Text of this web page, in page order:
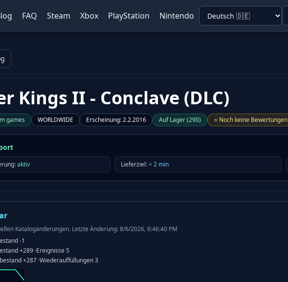
FAQ Steam Xbox PlayStation Nintendo
Kings II - Conclave (DLC)
games WORLDWIDE Erscheinung:2.2.2016 Auf Lager(290) ⭐ Noch keine Bewertungen
aktiv Lieferziel:<2min
Katalogänderungen. Letzte Änderung: 8/6/2026, 6:46:40 PM
-1
+289 ·Ereignisse5
+287 ·Wiederauffüllungen3